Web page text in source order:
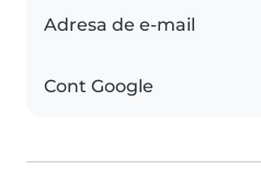
Adresa de e-mail
Cont Google